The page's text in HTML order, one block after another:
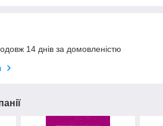
14 днів за домовленістю